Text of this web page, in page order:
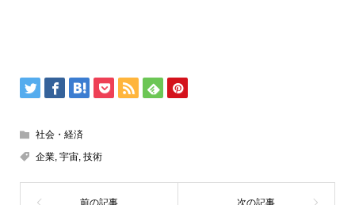
社会・経済
企業, 宇宙, 技術